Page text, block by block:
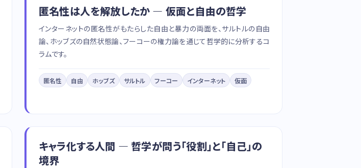
匿名性は人を解放したか — 仮面と自由の哲学
インターネットの匿名性がもたらした自由と暴力の両面を、サルトルの自由
論、ホッブズの自然状態論、フーコーの権力論を通じて哲学的に分析するコ
ラムです。
匿名性 自由 ホッブズ サルトル フーコー インターネット 仮面
キャラ化する人間 — 哲学が問う「役割」と「自己」の
境界